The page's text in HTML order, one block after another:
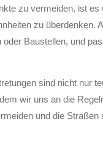
zu vermeiden, ist
zu überdenken.
oder Baustellen, und
sind nicht nur
wir uns an die
und die